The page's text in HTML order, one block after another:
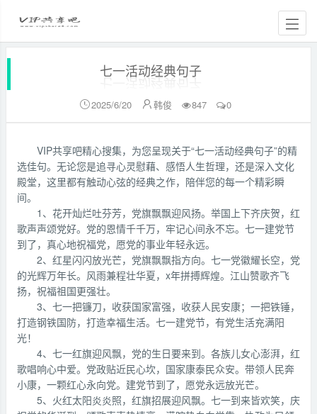
七一活动经典句子
2025/6/20 韩俊 847 0
VIP共享吧精心搜集，为您呈现关于“七一活动经典句子”的精
选佳句。无论您是追寻心灵慰藉、感悟人生哲理，还是深入文化
殿堂，这里都有触动心弦的经典之作，陪伴您的每一个精彩瞬
间。
1、花开灿烂吐芬芳，党旗飘飘迎风扬。举国上下齐庆贺，红
歌声声颂党好。党的恩情千千万，牢记心间永不忘。七一建党节
到了，真心地祝福党，愿党的事业年轻永远。
2、红星闪闪放光芒，党旗飘飘指方向。七一党徽耀长空，党
的光辉万年长。风雨兼程壮华夏，x年拼搏辉煌。江山赞歌齐飞
扬，祝福祖国更强壮。
3、七一把镰刀，收获国家富强，收获人民安康；一把铁锤，
打造钢铁国防，打造幸福生活。七一建党节，有党生活充满阳
光！
4、七一红旗迎风飘，党的生日要来到。各族儿女心澎湃，红
歌唱响心中爱。党政贴近民心坎，国家康泰民众安。带领人民奔
小康，一颗红心永向党。建党节到了，愿党永远放光芒。
5、火红太阳炎炎照，红旗招展迎风飘。七一到来皆欢笑，庆